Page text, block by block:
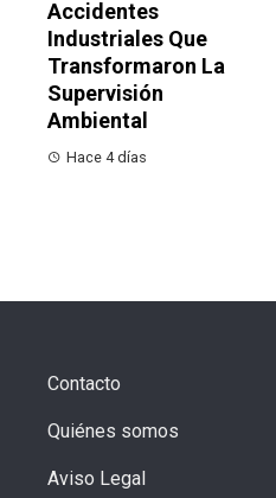
Accidentes
Industriales Que
Transformaron La
Supervisión
Ambiental
Hace 4 días
Contacto
Quiénes somos
Aviso Legal